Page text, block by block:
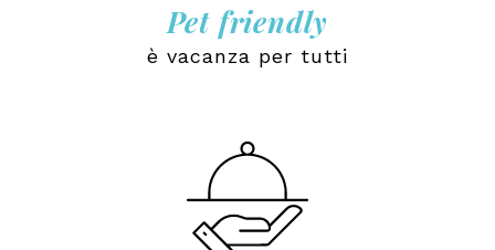
Pet friendly
è vacanza per tutti